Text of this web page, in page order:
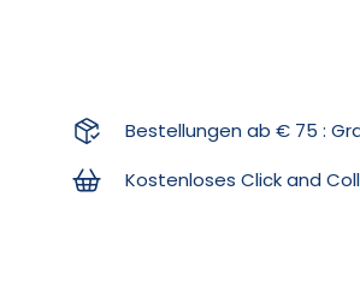
Bestellungen ab € 75 :
Kostenloses Click and